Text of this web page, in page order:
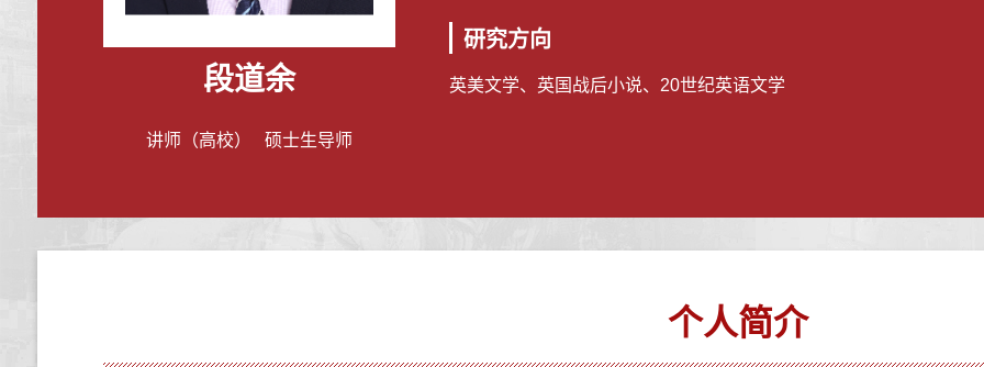
段道余
讲师（高校） 硕士生导师
研究方向
英美文学、英国战后小说、20世纪英语文学
个人简介